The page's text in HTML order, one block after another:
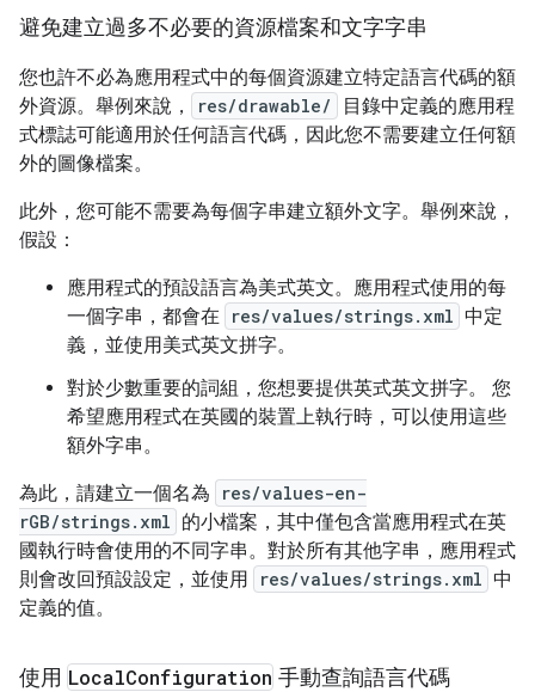
避免建立過多不必要的資源檔案和文字字串
您也許不必為應用程式中的每個資源建立特定語言代碼的額
外資源。舉例來說，
res/drawable/
目錄中定義的應用程
式標誌可能適用於任何語言代碼，因此您不需要建立任何額
外的圖像檔案。
此外，您可能不需要為每個字串建立額外文字。舉例來說，
假設：
應用程式的預設語言為美式英文。應用程式使用的每
一個字串，都會在 res/values/strings.xml 中定
義，並使用美式英文拼字。
對於少數重要的詞組，您想要提供英式英文拼字。 您
希望應用程式在英國的裝置上執行時，可以使用這些
額外字串。
為此，請建立一個名為
res/values-en-
rGB/strings.xml 的小檔案，其中僅包含當應用程式在英
國執行時會使用的不同字串。對於所有其他字串，應用程式
則會改回預設設定，並使用
res/values/strings.xml 中
定義的值。
使用 LocalConfiguration 手動查詢語言代碼